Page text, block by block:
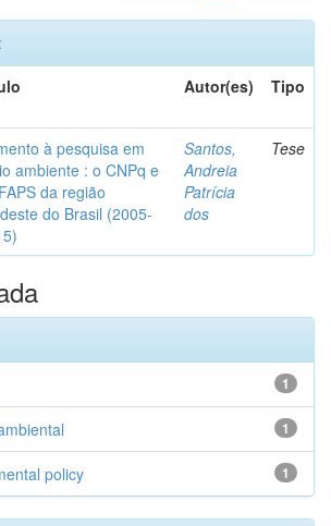
Autor(es) Tipo
à pesquisa em
ambiente : o CNPq e
da região
do Brasil (2005-
Santos,
Andreia
Patrícia
dos
Tese
1
1
1
policy